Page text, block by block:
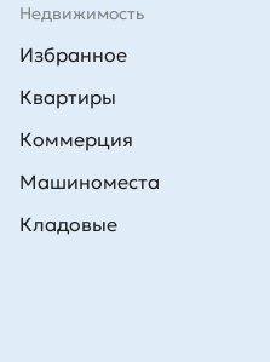
Недвижимость
Избранное
Квартиры
Коммерция
Машиноместа
Кладовые